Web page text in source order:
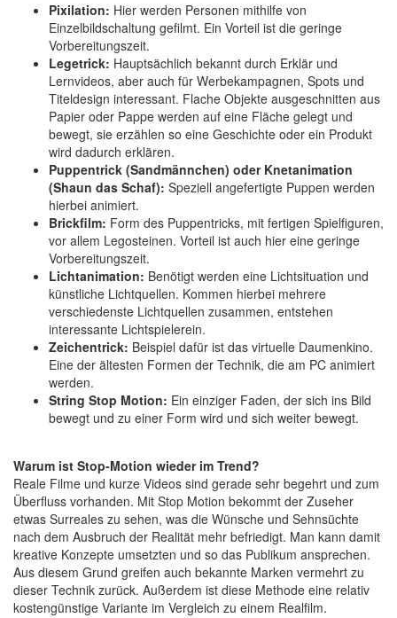
Pixilation: Hier werden Personen mithilfe von
Einzelbildschaltung gefilmt. Ein Vorteil ist die geringe
Vorbereitungszeit.
Legetrick: Hauptsächlich bekannt durch Erklär und
Lernvideos, aber auch für Werbekampagnen, Spots und
Titeldesign interessant. Flache Objekte ausgeschnitten aus
Papier oder Pappe werden auf eine Fläche gelegt und
bewegt, sie erzählen so eine Geschichte oder ein Produkt
wird dadurch erklären.
Puppentrick (Sandmännchen) oder Knetanimation
(Shaun das Schaf): Speziell angefertigte Puppen werden
hierbei animiert.
Brickfilm: Form des Puppentricks, mit fertigen Spielfiguren,
vor allem Legosteinen. Vorteil ist auch hier eine geringe
Vorbereitungszeit.
Lichtanimation: Benötigt werden eine Lichtsituation und
künstliche Lichtquellen. Kommen hierbei mehrere
verschiedenste Lichtquellen zusammen, entstehen
interessante Lichtspielerein.
Zeichentrick: Beispiel dafür ist das virtuelle Daumenkino.
Eine der ältesten Formen der Technik, die am PC animiert
werden.
String Stop Motion: Ein einziger Faden, der sich ins Bild
bewegt und zu einer Form wird und sich weiter bewegt.
Warum ist Stop-Motion wieder im Trend?
Reale Filme und kurze Videos sind gerade sehr begehrt und zum
Überfluss vorhanden. Mit Stop Motion bekommt der Zuseher
etwas Surreales zu sehen, was die Wünsche und Sehnsüchte
nach dem Ausbruch der Realität mehr befriedigt. Man kann damit
kreative Konzepte umsetzten und so das Publikum ansprechen.
Aus diesem Grund greifen auch bekannte Marken vermehrt zu
dieser Technik zurück. Außerdem ist diese Methode eine relativ
kostengünstige Variante im Vergleich zu einem Realfilm.